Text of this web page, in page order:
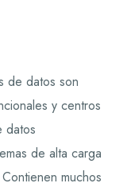
de datos son
y centros
datos
de alta carga
muchos